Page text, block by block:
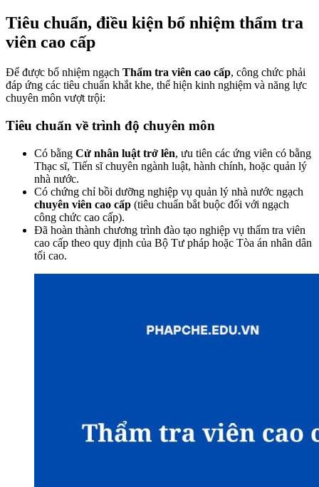
Tiêu chuẩn, điều kiện bổ nhiệm thẩm tra
viên cao cấp
Để được bổ nhiệm ngạch Thẩm tra viên cao cấp, công chức phải
đáp ứng các tiêu chuẩn khắt khe, thể hiện kinh nghiệm và năng lực
chuyên môn vượt trội:
Tiêu chuẩn về trình độ chuyên môn
Có bằng Cử nhân luật trở lên, ưu tiên các ứng viên có bằng
Thạc sĩ, Tiến sĩ chuyên ngành luật, hành chính, hoặc quản lý
nhà nước.
Có chứng chỉ bồi dưỡng nghiệp vụ quản lý nhà nước ngạch
chuyên viên cao cấp (tiêu chuẩn bắt buộc đối với ngạch
công chức cao cấp).
Đã hoàn thành chương trình đào tạo nghiệp vụ thẩm tra viên
cao cấp theo quy định của Bộ Tư pháp hoặc Tòa án nhân dân
tối cao.